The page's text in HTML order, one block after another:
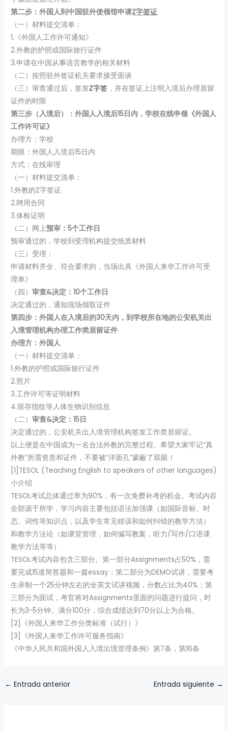
第二步：外国人到中国驻外使领馆申请Z字签证
（一）材料提交清单：
1.《外国人工作许可通知》
2.外教的护照或国际旅行证件
3.申请在中国从事语言教学的相关材料
（二）按照驻外签证机关要求接受面谈
（三）审查通过后，签发Z字签 ，并在签证上注明入境后办理居留
证件的时限
第三步（入境后）：外国人入境后15日内，学校在线申领《外国人
工作许可证》
办理方：学校
期限：外国人入境后15日内
方式：在线审理
（一）材料提交清单：
1.外教的Z字签证
2.聘用合同
3.体检证明
（二）网上预审：5个工作日
预审通过的，学校到受理机构提交纸质材料
（三）受理：
申请材料齐全、符合要求的，当场出具《外国人来华工作许可受
理单》
（四）审查&决定：10个工作日
决定通过的，通知现场领取证件
第四步：外国人在入境后的30天内，到学校所在地的公安机关出
入境管理机构办理工作类居留证件
办理方：外国人
（一）材料提交清单：
1.外教的护照或国际旅行证件
2.照片
3.工作许可等证明材料
4.留存指纹等人体生物识别信息
（二）审查&决定：15日
决定通过的，公安机关出入境管理机构签发工作类居留证。
以上便是在中国成为一名合法外教的完整过程。希望大家牢记“真
外教”所需资质和证件，不要被“洋面孔”蒙蔽了双眼！
[1]TESOL (Teaching English to speakers of other languages)
小介绍
TESOL考试总体通过率为90%，有一次免费补考的机会。考试内容
全部源于所学，学习内容主要包括语法加强课（如国际音标、时
态、词性等知识点，以及学生常见错误和如何纠错的教学方法）
和教学方法论（如课堂管理，如何编写教案，听力/写作/口语课
教学方法等等）
TESOL考试内容包含三部分。第一部分Assignments占50%，需
要完成15道简答题和一篇essay；第二部分为DEMO试讲，需要考
生录制一个25分钟左右的全英文试讲视频，分数占比为40%；第
三部分为面试，考官将对Assignments里面的问题进行提问，时
长为3-5分钟。满分100分，综合成绩达到70分以上为合格。
[2]《外国人来华工作分类标准（试行）》
[3]《外国人来华工作许可服务指南》
《中华人民共和国外国人入境出境管理条例》第7条，第16条
← Entrada anterior Entrada siguiente →